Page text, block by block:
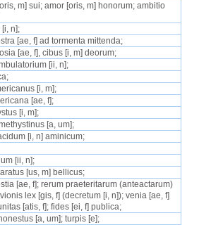
m] sui; amor [oris, m] honorum; ambitio
n];
[ae, f] ad tormenta mittenda;
[ae, f], cibus [i, m] deorum;
[ii, n];
[i, m];
[ae, f];
[i, m];
[a, um];
[i, n] aminicum;
[ii, n];
[us, m] bellicus;
[ae, f]; rerum praeteritarum (anteactarum)
lex [gis, f] (decretum [i, n]); venia [ae, f]
[atis, f]; fides [ei, f] publica;
[a, um]; turpis [e];